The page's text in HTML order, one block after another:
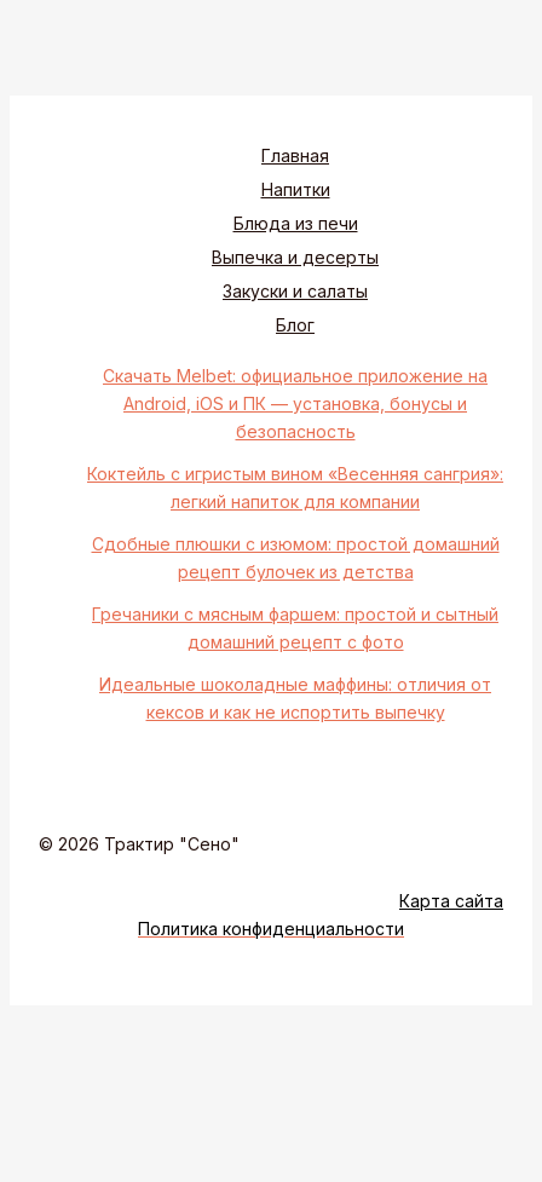
Главная
Напитки
Блюда из печи
Выпечка и десерты
Закуски и салаты
Блог
Скачать Melbet: официальное приложение на
Android, iOS и ПК — установка, бонусы и
безопасность
Коктейль с игристым вином «Весенняя сангрия»:
легкий напиток для компании
Сдобные плюшки с изюмом: простой домашний
рецепт булочек из детства
Гречаники с мясным фаршем: простой и сытный
домашний рецепт с фото
Идеальные шоколадные маффины: отличия от
кексов и как не испортить выпечку
© 2026 Трактир "Сено"
Карта сайта
Политика конфиденциальности